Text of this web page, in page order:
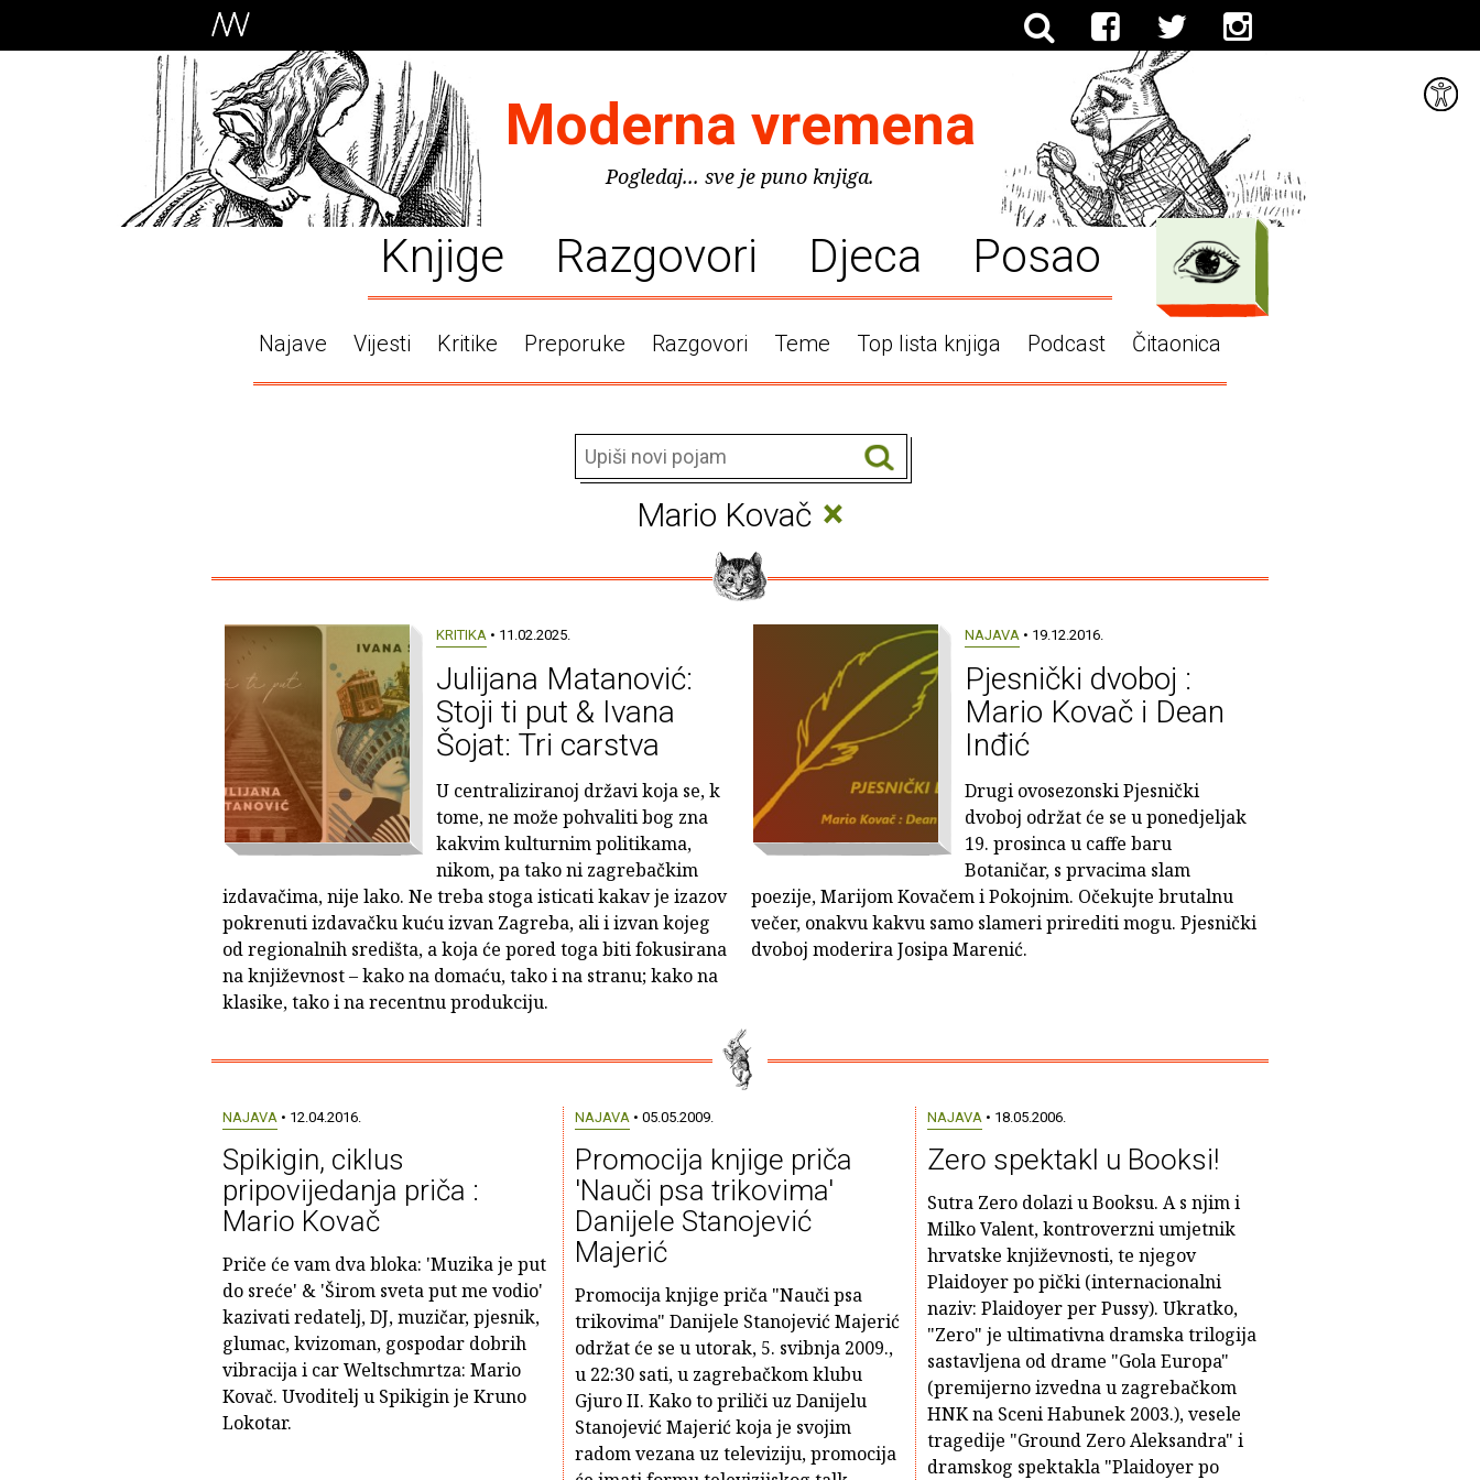
Moderna vremena
Pogledaj... sve je puno knjiga.
Knjige Razgovori Djeca Posao
Najave Vijesti Kritike Preporuke Razgovori Teme Top lista knjiga Podcast Čitaonica
Mario Kovač ×
KRITIKA • 11.02.2025.
Julijana Matanović:
Stoji ti put & Ivana
Šojat: Tri carstva
U centraliziranoj državi koja se, k
tome, ne može pohvaliti bog zna
kakvim kulturnim politikama,
nikom, pa tako ni zagrebačkim
izdavačima, nije lako. Ne treba stoga isticati kakav je izazov
pokrenuti izdavačku kuću izvan Zagreba, ali i izvan kojeg
od regionalnih središta, a koja će pored toga biti fokusirana
na književnost – kako na domaću, tako i na stranu; kako na
klasike, tako i na recentnu produkciju.
NAJAVA • 19.12.2016.
Pjesnički dvoboj :
Mario Kovač i Dean
Inđić
Drugi ovosezonski Pjesnički
dvoboj održat će se u ponedjeljak
19. prosinca u caffe baru
Botaničar, s prvacima slam
poezije, Marijom Kovačem i Pokojnim. Očekujte brutalnu
večer, onakvu kakvu samo slameri prirediti mogu. Pjesnički
dvoboj moderira Josipa Marenić.
NAJAVA• 12.04.2016.
Spikigin, ciklus
pripovijedanja priča :
Mario Kovač
Priče će vam dva bloka: 'Muzika je put
do sreće' & 'Širom sveta put me vodio'
kazivati redatelj, DJ, muzičar, pjesnik,
glumac, kvizoman, gospodar dobrih
vibracija i car Weltschmrtza: Mario
Kovač. Uvoditelj u Spikigin je Kruno
Lokotar.
NAJAVA• 05.05.2009.
Promocija knjige priča
'Nauči psa trikovima'
Danijele Stanojević
Majerić
Promocija knjige priča "Nauči psa
trikovima" Danijele Stanojević Majerić
održat će se u utorak, 5. svibnja 2009.,
u 22:30 sati, u zagrebačkom klubu
Gjuro II. Kako to priliči uz Danijelu
Stanojević Majerić koja je svojim
radom vezana uz televiziju, promocija
NAJAVA• 18.05.2006.
Zero spektakl u Booksi!
Sutra Zero dolazi u Booksu. A s njim i
Milko Valent, kontroverzni umjetnik
hrvatske književnosti, te njegov
Plaidoyer po pički (internacionalni
naziv: Plaidoyer per Pussy). Ukratko,
"Zero" je ultimativna dramska trilogija
sastavljena od drame "Gola Europa"
(premijerno izvedna u zagrebačkom
HNK na Sceni Habunek 2003.), vesele
tragedije "Ground Zero Aleksandra" i
dramskog spektakla "Plaidoyer po